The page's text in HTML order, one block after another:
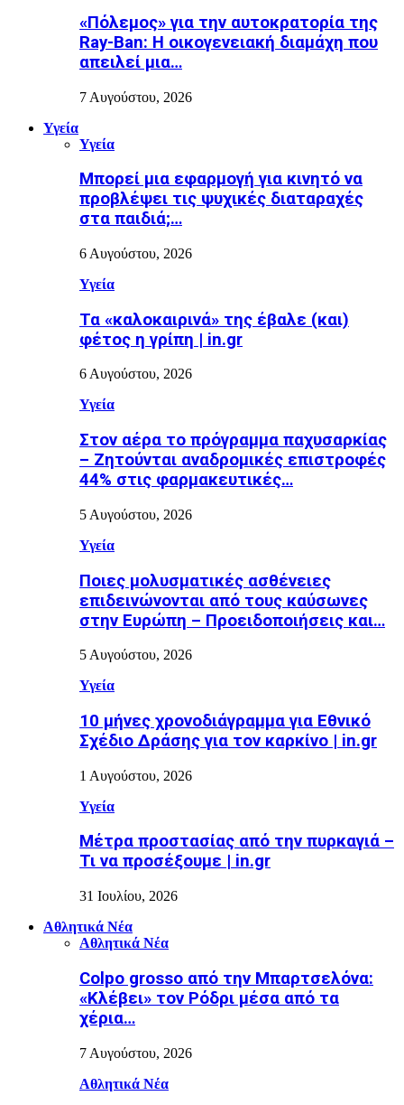
«Πόλεμος» για την αυτοκρατορία της
Ray-Ban: Η οικογενειακή διαμάχη που
απειλεί μια…
7 Αυγούστου, 2026
Υγεία
Υγεία
Μπορεί μια εφαρμογή για κινητό να
προβλέψει τις ψυχικές διαταραχές
στα παιδιά;…
6 Αυγούστου, 2026
Υγεία
Τα «καλοκαιρινά» της έβαλε (και)
φέτος η γρίπη | in.gr
6 Αυγούστου, 2026
Υγεία
Στον αέρα το πρόγραμμα παχυσαρκίας
– Ζητούνται αναδρομικές επιστροφές
44% στις φαρμακευτικές…
5 Αυγούστου, 2026
Υγεία
Ποιες μολυσματικές ασθένειες
επιδεινώνονται από τους καύσωνες
στην Ευρώπη – Προειδοποιήσεις και…
5 Αυγούστου, 2026
Υγεία
10 μήνες χρονοδιάγραμμα για Εθνικό
Σχέδιο Δράσης για τον καρκίνο | in.gr
1 Αυγούστου, 2026
Υγεία
Μέτρα προστασίας από την πυρκαγιά –
Τι να προσέξουμε | in.gr
31 Ιουλίου, 2026
Αθλητικά Νέα
Αθλητικά Νέα
Colpo grosso από την Μπαρτσελόνα:
«Κλέβει» τον Ρόδρι μέσα από τα
χέρια…
7 Αυγούστου, 2026
Αθλητικά Νέα